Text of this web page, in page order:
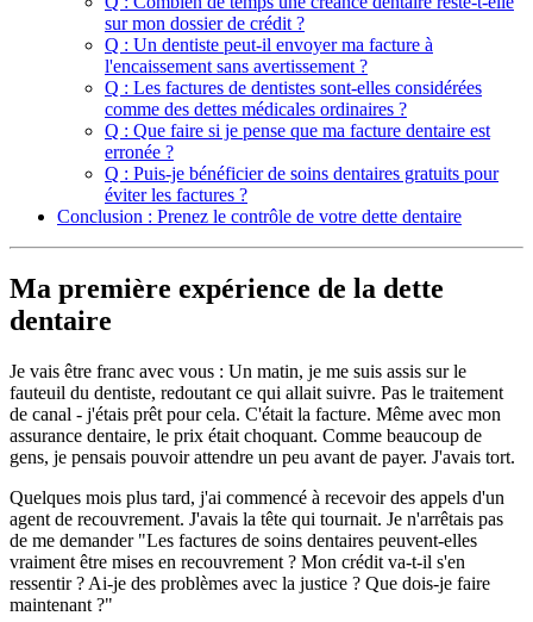
sur mon dossier de crédit ?
Q : Un dentiste peut-il envoyer ma facture à
l'encaissement sans avertissement ?
Q : Les factures de dentistes sont-elles considérées
comme des dettes médicales ordinaires ?
Q : Que faire si je pense que ma facture dentaire est
erronée ?
Q : Puis-je bénéficier de soins dentaires gratuits pour
éviter les factures ?
Conclusion : Prenez le contrôle de votre dette dentaire
Ma première expérience de la dette
dentaire
Je vais être franc avec vous : Un matin, je me suis assis sur le
fauteuil du dentiste, redoutant ce qui allait suivre. Pas le traitement
de canal - j'étais prêt pour cela. C'était la facture. Même avec mon
assurance dentaire, le prix était choquant. Comme beaucoup de
gens, je pensais pouvoir attendre un peu avant de payer. J'avais tort.
Quelques mois plus tard, j'ai commencé à recevoir des appels d'un
agent de recouvrement. J'avais la tête qui tournait. Je n'arrêtais pas
de me demander "Les factures de soins dentaires peuvent-elles
vraiment être mises en recouvrement ? Mon crédit va-t-il s'en
ressentir ? Ai-je des problèmes avec la justice ? Que dois-je faire
maintenant ?"